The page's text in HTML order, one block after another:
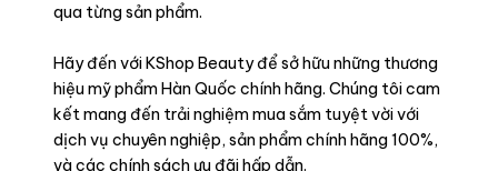
qua từng sản phẩm.
Hãy đến với KShop Beauty để sở hữu những thương
hiệu mỹ phẩm Hàn Quốc chính hãng. Chúng tôi cam
kết mang đến trải nghiệm mua sắm tuyệt vời với
dịch vụ chuyên nghiệp, sản phẩm chính hãng 100%,
và các chính sách ưu đãi hấp dẫn.